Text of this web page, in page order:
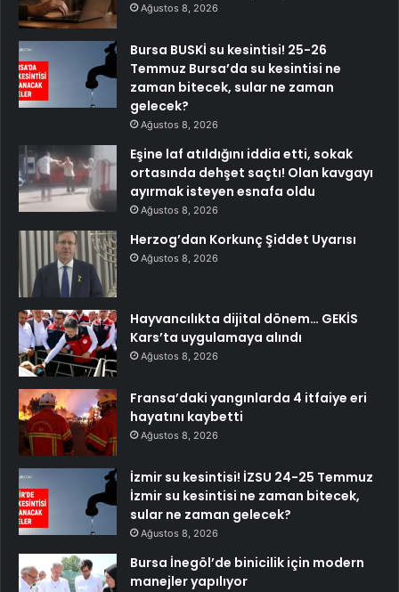
Ağustos 8, 2026
Bursa BUSKİ su kesintisi! 25-26
Temmuz Bursa’da su kesintisi ne
zaman bitecek, sular ne zaman
gelecek?
Ağustos 8, 2026
Eşine laf atıldığını iddia etti, sokak
ortasında dehşet saçtı! Olan kavgayı
ayırmak isteyen esnafa oldu
Ağustos 8, 2026
Herzog’dan Korkunç Şiddet Uyarısı
Ağustos 8, 2026
Hayvancılıkta dijital dönem… GEKİS
Kars’ta uygulamaya alındı
Ağustos 8, 2026
Fransa’daki yangınlarda 4 itfaiye eri
hayatını kaybetti
Ağustos 8, 2026
İzmir su kesintisi! İZSU 24-25 Temmuz
İzmir su kesintisi ne zaman bitecek,
sular ne zaman gelecek?
Ağustos 8, 2026
Bursa İnegöl’de binicilik için modern
manejler yapılıyor